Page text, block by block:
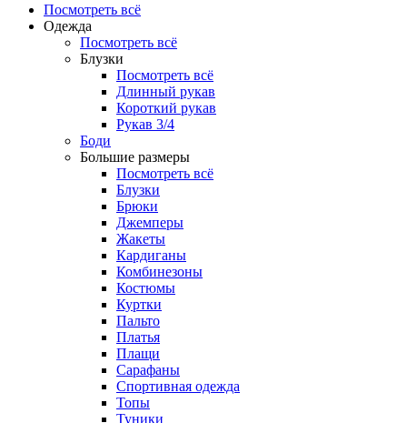
Посмотреть всё
Одежда
Посмотреть всё
Блузки
Посмотреть всё
Длинный рукав
Короткий рукав
Рукав 3/4
Боди
Большие размеры
Посмотреть всё
Блузки
Брюки
Джемперы
Жакеты
Кардиганы
Комбинезоны
Костюмы
Куртки
Пальто
Платья
Плащи
Сарафаны
Спортивная одежда
Топы
Туники